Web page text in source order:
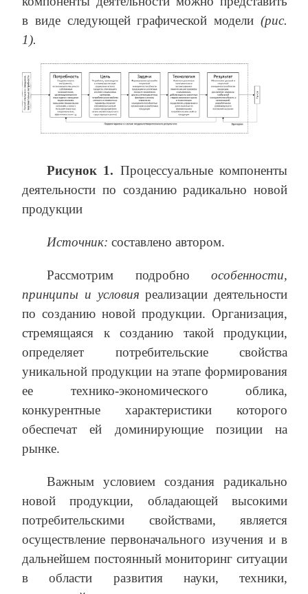
в виде следующей графической модели (рис.
1).
Рисунок 1. Процессуальные компоненты
деятельности по созданию радикально новой
продукции
Источник: составлено автором.
Рассмотрим подробно особенности,
принципы и условия реализации деятельности
по созданию новой продукции. Организация,
стремящаяся к созданию такой продукции,
определяет потребительские свойства
уникальной продукции на этапе формирования
ее технико-экономического облика,
конкурентные характеристики которого
обеспечат ей доминирующие позиции на
рынке.
Важным условием создания радикально
новой продукции, обладающей высокими
потребительскими свойствами, является
осуществление первоначального изучения и в
дальнейшем постоянный мониторинг ситуации
в области развития науки, техники,